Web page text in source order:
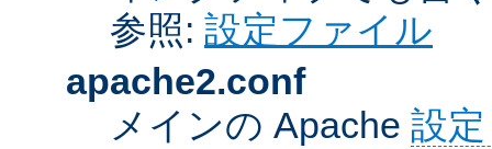
参照: 設定ファイル
apache2.conf
メインの Apache 設